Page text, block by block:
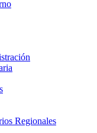
Regionales